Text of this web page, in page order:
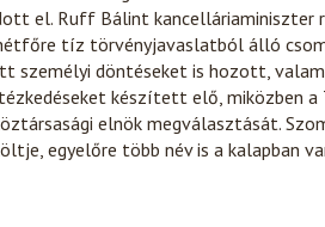
el. Ruff Bálint kancelláriaminiszter
tíz törvényjavaslatból álló
személyi döntéseket is hozott,
készített elő, miközben a
elnök megválasztását.
egyelőre több név is a kalapban